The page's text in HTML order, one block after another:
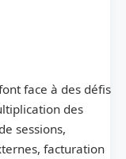
face à des défis
des
sessions,
facturation